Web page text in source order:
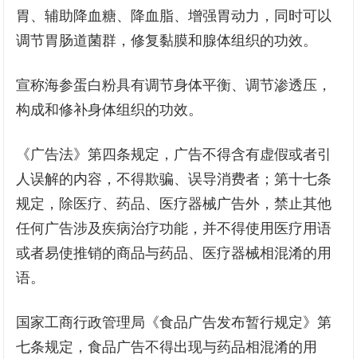
胃、辅助降血糖、降血脂、增强胃动力，同时可以
调节胃肠道菌群，修复黏膜和腺体组织的功效。
宣称海参蛋白粉具有调节身体平衡、调节渗透压，
构成和修补身体组织的功效。
《广告法》第四条规定，广告不得含有虚假或者引
人误解的内容，不得欺骗、误导消费者；第十七条
规定，除医疗、药品、医疗器械广告外，禁止其他
任何广告涉及疾病治疗功能，并不得使用医疗用语
或者易使推销的商品与药品、医疗器械相混淆的用
语。
国家工商行政管理局《食品广告发布暂行规定》第
七条规定，食品广告不得出现与药品相混淆的用